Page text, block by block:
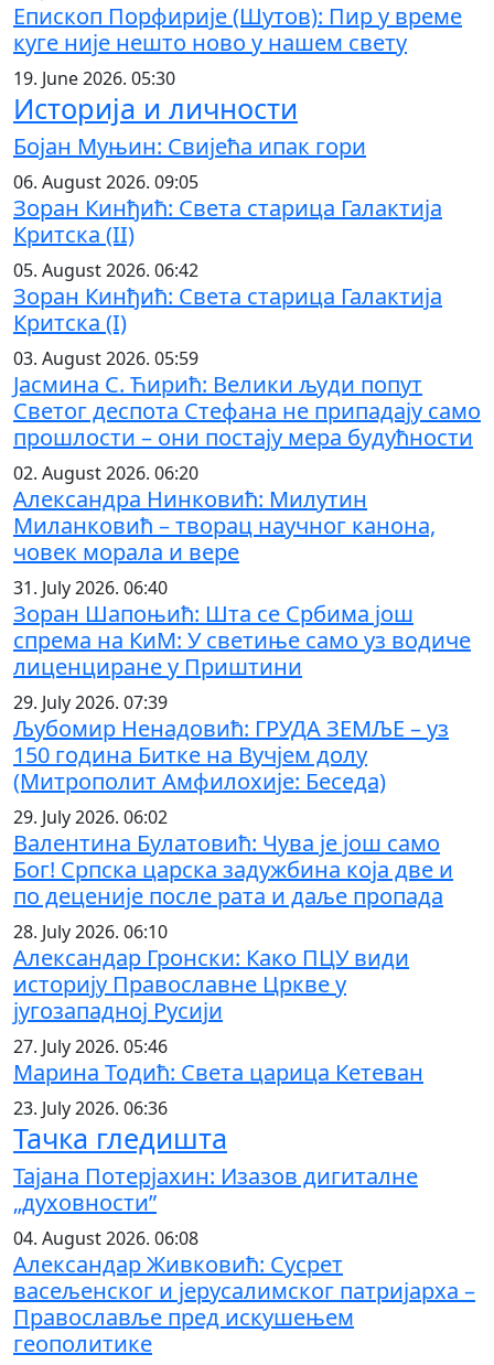
Епископ Порфирије (Шутов): Пир у време
куге није нешто ново у нашем свету
19. June 2026. 05:30
Историја и личности
Бојан Муњин: Свијећа ипак гори
06. August 2026. 09:05
Зоран Кинђић: Света старица Галактија
Критска (II)
05. August 2026. 06:42
Зоран Кинђић: Света старица Галактија
Критска (I)
03. August 2026. 05:59
Јасмина С. Ћирић: Велики људи попут
Светог деспота Стефана не припадају само
прошлости – они постају мера будућности
02. August 2026. 06:20
Александра Нинковић: Милутин
Миланковић – творац научног канона,
човек морала и вере
31. July 2026. 06:40
Зоран Шапоњић: Шта се Србима још
спрема на КиМ: У светиње само уз водиче
лиценциране у Приштини
29. July 2026. 07:39
Љубомир Ненадовић: ГРУДА ЗЕМЉЕ – уз
150 година Битке на Вучјем долу
(Митрополит Амфилохије: Беседа)
29. July 2026. 06:02
Валентина Булатовић: Чува је још само
Бог! Српска царска задужбина која две и
по деценије после рата и даље пропада
28. July 2026. 06:10
Александар Гронски: Како ПЦУ види
историју Православне Цркве у
југозападној Русији
27. July 2026. 05:46
Марина Тодић: Света царица Кетеван
23. July 2026. 06:36
Тачка гледишта
Тајана Потерјахин: Изазов дигиталне
„духовности”
04. August 2026. 06:08
Александар Живковић: Сусрет
васељенског и јерусалимског патријарха –
Православље пред искушењем
геополитике